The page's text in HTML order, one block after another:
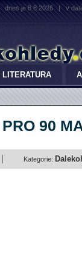
dnes je 8.8.2026 | v
LITERATURA
90
Kategorie: